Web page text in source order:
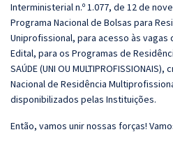
Interministerial n.º 1.077, de 12 de
Programa Nacional de Bolsas para
Uniprofissional, para acesso às vagas
Edital, para os Programas de
SAÚDE (UNI OU
Nacional de Residência
disponibilizados pelas Instituições.
Então, vamos unir nossas forças!